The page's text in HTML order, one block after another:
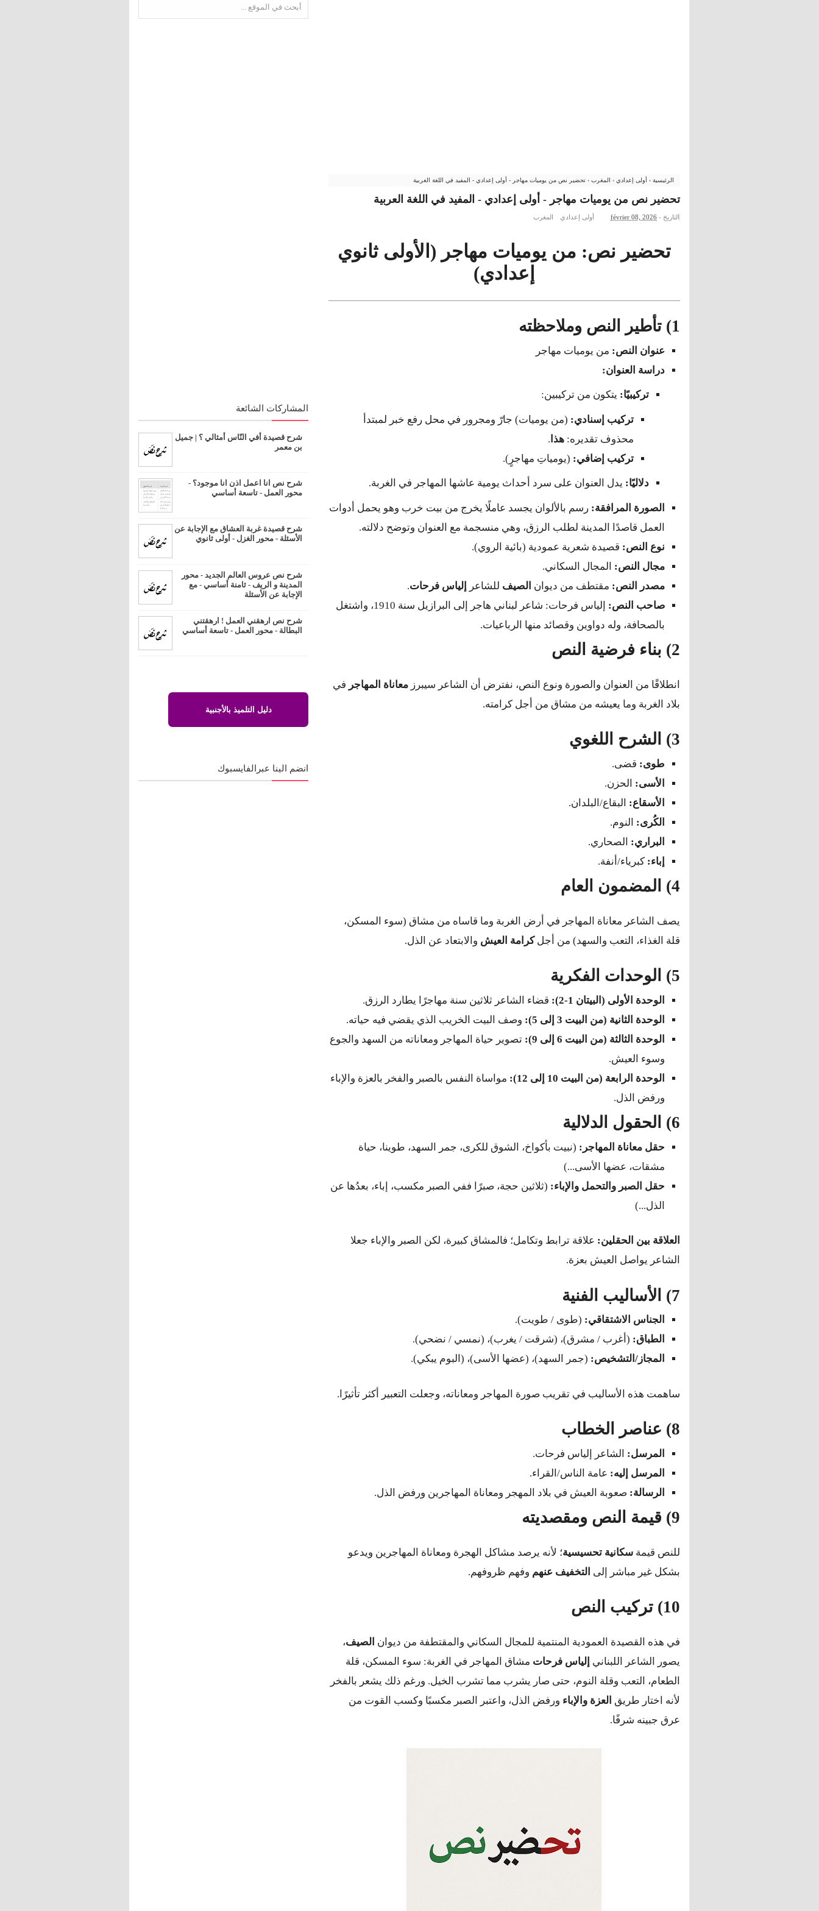
الرئيسية › أولى إعدادي › المغرب › تحضير نص من يوميات مهاجر - أولى إعدادي - المفيد في اللغة العربية
تحضير نص من يوميات مهاجر - أولى إعدادي - المفيد في اللغة العربية
التاريخ - février 08, 2026 أولى إعدادي المغرب
تحضير نص: من يوميات مهاجر (الأولى ثانوي
إعدادي)
1) تأطير النص وملاحظته
عنوان النص: من يوميات مهاجر
دراسة العنوان:
تركيبيًا: يتكون من تركيبين:
تركيب إسنادي: (من يوميات) جارّ ومجرور في محل رفع خبر لمبتدأ
محذوف تقديره:هذا .
تركيب إضافي: (يومياتِ مهاجرٍ).
دلاليًا: يدل العنوان على سرد أحداث يومية عاشها المهاجر في الغربة.
الصورة المرافقة: رسم بالألوان يجسد عاملًا يخرج من بيت خرب وهو يحمل أدوات
العمل قاصدًا المدينة لطلب الرزق، وهي منسجمة مع العنوان وتوضح دلالته.
نوع النص: قصيدة شعرية عمودية (بائية الروي).
مجال النص: المجال السكاني.
مصدر النص: مقتطف من ديوان الصيف للشاعر إلياس فرحات.
صاحب النص:
إلياس فرحات: شاعر لبناني هاجر إلى البرازيل سنة 1910، واشتغل
بالصحافة، وله دواوين وقصائد منها الرباعيات.
2) بناء فرضية النص
انطلاقًا من العنوان والصورة ونوع النص، نفترض أن الشاعر سيبرز معاناة المهاجر في
بلاد الغربة وما يعيشه من مشاق من أجل كرامته.
3) الشرح اللغوي
طوى: قضى.
الأسى: الحزن.
الأسقاع: البقاع/البلدان.
الكُرى: النوم.
البراري: الصحاري.
إباء: كبرياء/أنفة.
4) المضمون العام
يصف الشاعر معاناة المهاجر في أرض الغربة وما قاساه من مشاق (سوء المسكن،
قلة الغذاء، التعب والسهد) من أجلكرامة العيش والابتعاد عن الذل.
5) الوحدات الفكرية
الوحدة الأولى (البيتان 1-2):
قضاء الشاعر ثلاثين سنة مهاجرًا يطارد الرزق.
الوحدة الثانية (من البيت 3 إلى 5):
وصف البيت الخريب الذي يقضي فيه حياته.
الوحدة الثالثة (من البيت 6 إلى 9):
تصوير حياة المهاجر ومعاناته من السهد والجوع
وسوء العيش.
الوحدة الرابعة (من البيت 10 إلى 12):
مواساة النفس بالصبر والفخر بالعزة والإباء
ورفض الذل.
6) الحقول الدلالية
حقل معاناة المهاجر: (نبيت بأكواخ، الشوق للكرى، جمر السهد، طوينا، حياة
مشقات، عضها الأسى...)
حقل الصبر والتحمل والإباء: (ثلاثين حجة، صبرًا ففي الصبر مكسب، إباء، بعدُها عن
الذل...)
العلاقة بين الحقلين: علاقة ترابط وتكامل؛ فالمشاق كبيرة، لكن الصبر والإباء جعلا
الشاعر يواصل العيش بعزة.
7) الأساليب الفنية
الجناس الاشتقاقي: (طوى / طويت).
الطباق: (أغرب / مشرق)، (شرقت / يغرب)، (نمسي / نضحي).
المجاز/التشخيص: (جمر السهد)، (عضها الأسى)، (البوم يبكي).
ساهمت هذه الأساليب في تقريب صورة المهاجر ومعاناته، وجعلت التعبير أكثر تأثيرًا.
8) عناصر الخطاب
المرسل: الشاعر إلياس فرحات.
المرسل إليه: عامة الناس/القراء.
الرسالة: صعوبة العيش في بلاد المهجر ومعاناة المهاجرين ورفض الذل.
9) قيمة النص ومقصديته
للنص قيمة سكانية تحسيسية؛ لأنه يرصد مشاكل الهجرة ومعاناة المهاجرين ويدعو
بشكل غير مباشر إلى التخفيف عنهم وفهم ظروفهم.
10) تركيب النص
في هذه القصيدة العمودية المنتمية للمجال السكاني والمقتطفة من ديوان الصيف،
يصور الشاعر اللبناني إلياس فرحات مشاق المهاجر في الغربة: سوء المسكن، قلة
الطعام، التعب وقلة النوم، حتى صار يشرب مما تشرب الخيل. ورغم ذلك يشعر بالفخر
لأنه اختار طريق العزة والإباء ورفض الذل، واعتبر الصبر مكسبًا وكسب القوت من
عرق جبينه شرفًا.
المشاركات الشائعة
شرح قصيدة أفي النّاس أمثالي ؟ | جميل
بن معمر
شرح نص انا اعمل اذن انا موجود؟ -
محور العمل - تاسعة أساسي
شرح قصيدة غربة العشاق مع الإجابة عن
الأسئلة - محور الغزل - أولى ثانوي
شرح نص عروس العالم الجديد - محور
المدينة و الريف - ثامنة أساسي - مع
الإجابة عن الأسئلة
شرح نص ارهقني العمل ! ارهقتني
البطالة - محور العمل - تاسعة أساسي
دليل التلميذ بالأجنبية
انضم الينا عبرالفايسبوك